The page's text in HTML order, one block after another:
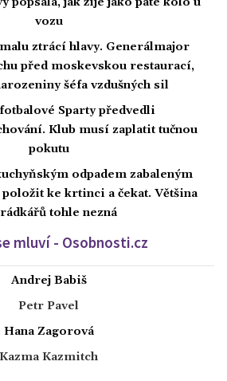
vozu
ztrácí hlavy. Generálmajor
před moskevskou restaurací,
šéfa vzdušných sil
Sparty předvedli
Klub musí zaplatit tučnou
pokutu
odpadem zabaleným
položit ke krtinci a čekat. Většina
tohle nezná
mluví - Osobnosti.cz
Andrej Babiš
Petr Pavel
Hana Zagorová
Kazma Kazmitch